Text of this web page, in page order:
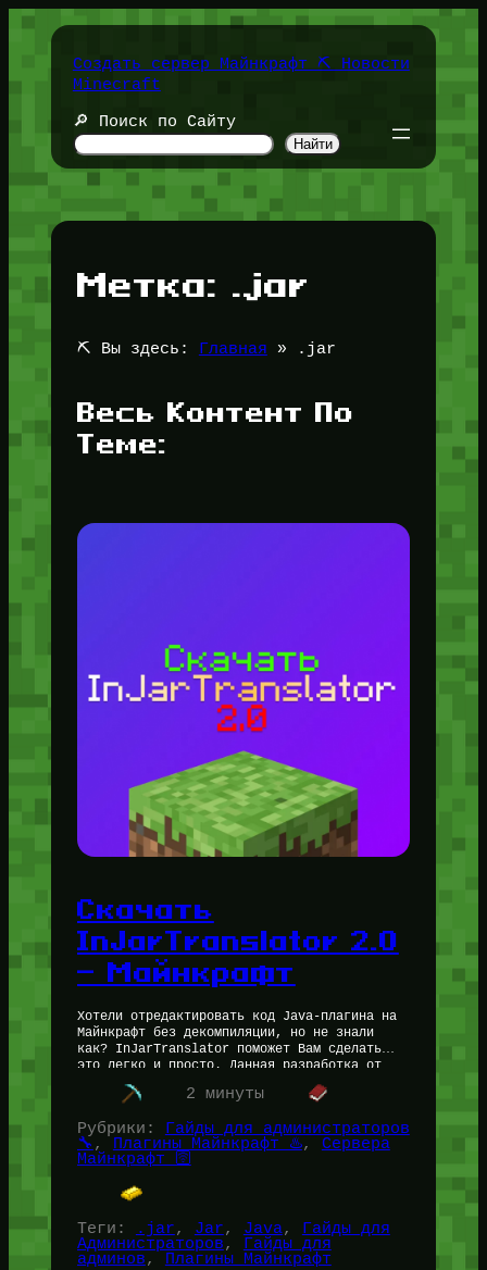
Перейти
содержимомуСоздать сервер Майнкрафт ⛏️ Новости
Minecraft
🔎 Поиск по Сайту
Найти
Метка: .jar
⛏️ Вы здесь: Главная » .jar
Весь Контент По
Теме:
Скачать
InJarTranslator 2.0
— Майнкрафт
Хотели отредактировать код Java-плагина на
Майнкрафт без декомпиляции, но не знали
как? InJarTranslator поможет Вам сделать
это легко и просто. Данная разработка от
кодера SaharNoobly была сделана довольно
давно —…
2 минуты
Рубрики: Гайды для администраторов
🔧 , Плагины Майнкрафт ♨️, Сервера
Майнкрафт 🛜
Теги: .jar, Jar, Java,
Гайды для
Администраторов,
Гайды для
админов, Плагины Майнкрафт